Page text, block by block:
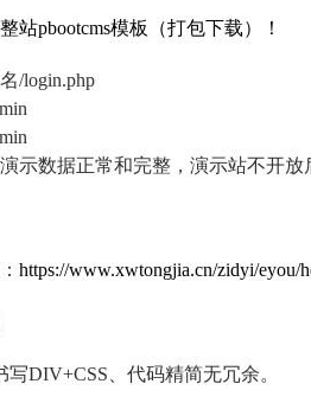
站pbootcms模板（打包下载）！
/login.php
示数据正常和完整，演示站不开
https://www.xwtongjia.cn/zidyi/eyou/
写DIV+CSS、代码精简无冗余。